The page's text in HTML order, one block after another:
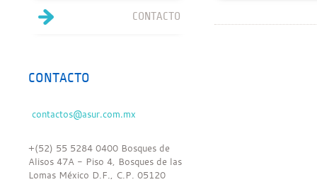
CONTACTO
CONTACTO
+(52) 55 5284 0400 Bosques de
Alisos 47A - Piso 4, Bosques de las
Lomas México D.F., C.P. 05120